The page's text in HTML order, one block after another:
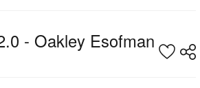
- Oakley Esofman